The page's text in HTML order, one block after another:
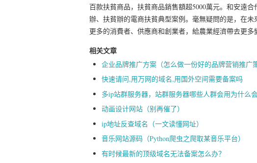
百款扶貧商品，扶貧商品銷售額超5000萬元。和安遠
辦、扶貧辦的電商扶貧典型案例。毫無疑問的是，在
更多的消費者、供應商和創業者，給農業經濟帶去更多
相关文章
企业品牌推广方案（怎么做一份好的品牌营销推广
快速请问,用万网的域名,用国外空间需要备案吗
多ip站群服务器，站群服务器哪些人群会用为什么
动画设计网站（别再催了）
ip地址反查域名（一文读懂网址）
音乐网站源码（Python爬虫之爬取某音乐平台）
有时候最新的顶级域名无法备案怎么办？